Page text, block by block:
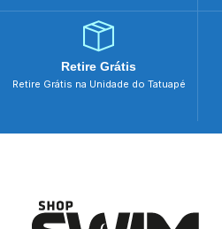
Retire Grátis
Retire Grátis na Unidade do Tatuapé